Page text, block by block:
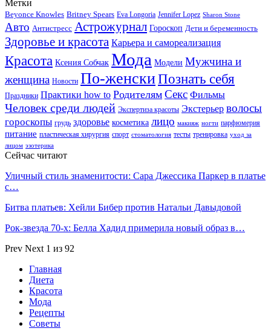
Метки
Beyonce Knowles Britney Spears Eva Longoria Jennifer Lopez Sharon Stone
Авто Антистресс Астрожурнал Гороскоп Дети и беременность
Здоровье и красота Карьера и самореализация
Красота Ксения Собчак Мода Модели Мужчина и
женщина Новости По-женскиПознать себя
Праздники Практики how to Родителям Секс Фильмы
Человек среди людей Экспертиза красоты Экстерьер волосы
гороскопы грудь здоровье косметика лицо макияж ногти парфюмерия
питание пластическая хирургия спорт стоматология тесты тренировка уход за
лицом эзотерика
Сейчас читают
Уличный стиль знаменитости: Сара Джессика Паркер в платье
с…
Битва платьев: Хейли Бибер против Натальи Давыдовой
Рок-звезда 70-х: Белла Хадид примерила новый образ в…
Prev Next 1 из 92
Главная
Диета
Красота
Мода
Рецепты
Советы